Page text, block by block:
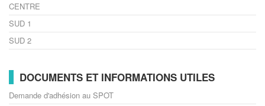
CENTRE
SUD 1
SUD 2
DOCUMENTS ET INFORMATIONS UTILES
Demande d'adhésion au SPOT